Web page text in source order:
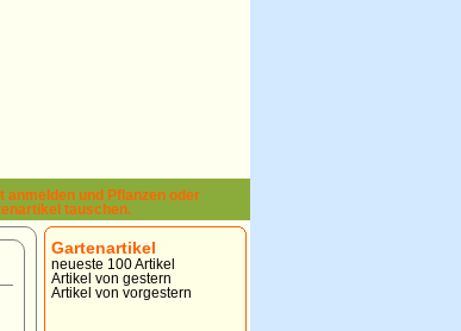
Gartenartikel
neueste 100 Artikel
Artikel von gestern
Artikel von vorgestern